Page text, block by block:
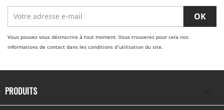
Vous pouvez vous désinscrire à tout moment. Vous trouverez pour cela nos
informations de contact dans les conditions d'utilisation du site.
PRODUITS